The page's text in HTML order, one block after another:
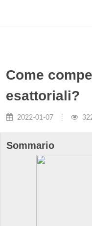
Come
esattoriali?
2022-01-07
Sommario